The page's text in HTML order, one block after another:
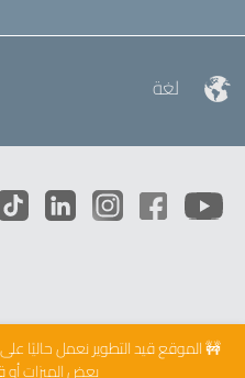
🚧 الموقع قيد التطويرنعمل حاليًا
بعض الميزات أو
لغة